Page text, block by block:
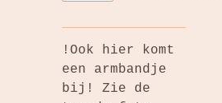
!Ook hier komt
een armbandje
bij! Zie de